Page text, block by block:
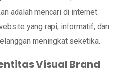
adalah mencari di internet.
yang rapi, informatif, dan
meningkat seketika.
Visual Brand